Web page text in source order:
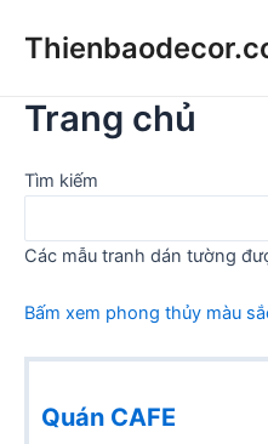
Trang chủ
Tìm kiếm
Các mẫu tranh dán tường
Bấm xem phong thủy màu
Quán CAFE